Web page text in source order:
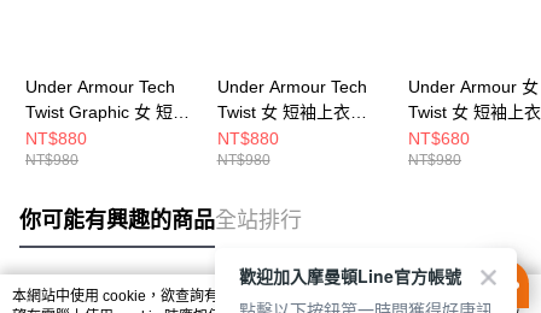
Under Armour Tech
Twist Graphic 女 短袖
上衣 6010874-425
NT$880
NT$980
Under Armour Tech
Twist 女 短袖上衣
1384230-669
NT$880
NT$980
Under Armour
Twist 女 短袖上衣
1384230-659
NT$680
NT$980
你可能有興趣的商品全站排行
本網站中使用 cookie，欲查詢有關本網站使用 cookie 方式之詳情，及若您不希
歡迎加入摩曼頓Line官方帳號